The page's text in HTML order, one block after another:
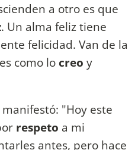
a otro es que
. Un alma feliz tiene
felicidad. Van de la
como lo creo y
manifestó: "Hoy este
respeto a mi
antes, pero hace